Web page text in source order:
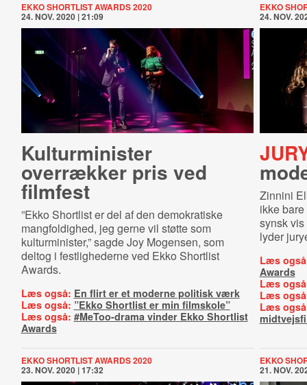
EKKO SHORTLIST AWARDS 2020
24. NOV. 2020 | 21:09
Kulturminister
overrækker pris ved
filmfest
”Ekko Shortlist er del af den demokratiske
mangfoldighed, jeg gerne vil støtte som
kulturminister,” sagde Joy Mogensen, som
deltog i festlighederne ved Ekko Shortlist
Awards.
Læs også: En flirt er et moderne politisk værk
Læs også: ”Ekko Shortlist er min filmskole”
Læs også: #MeToo-drama vinder Ekko Shortlist
Awards
EKKO
24. NOV.
Zinnini
ikke
synsk
lyder
Læs
Awards
Læs
Læs
Læs
EKKO SHORTLIST AWARDS 2020
23. NOV. 2020 | 17:32
EKKO
21. NOV.